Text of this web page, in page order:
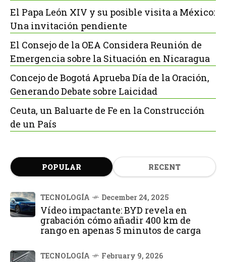
El Papa León XIV y su posible visita a México:
Una invitación pendiente
El Consejo de la OEA Considera Reunión de
Emergencia sobre la Situación en Nicaragua
Concejo de Bogotá Aprueba Día de la Oración,
Generando Debate sobre Laicidad
Ceuta, un Baluarte de Fe en la Construcción
de un País
POPULAR RECENT
TECNOLOGÍA December 24, 2025
Vídeo impactante: BYD revela en
grabación cómo añadir 400 km de
rango en apenas 5 minutos de carga
TECNOLOGÍA February 9, 2026